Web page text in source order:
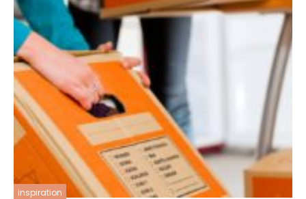
inspiration